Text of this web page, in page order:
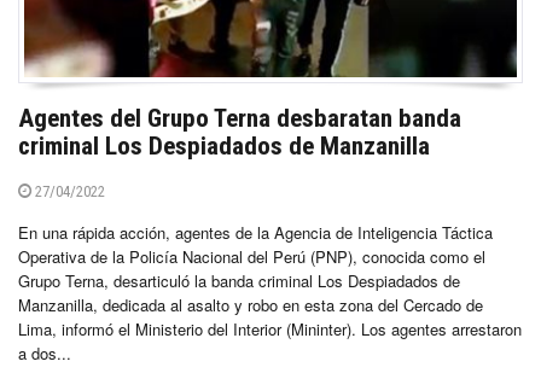
Agentes del Grupo Terna desbaratan banda
criminal Los Despiadados de Manzanilla
27/04/2022
En una rápida acción, agentes de la Agencia de Inteligencia Táctica
Operativa de la Policía Nacional del Perú (PNP), conocida como el
Grupo Terna, desarticuló la banda criminal Los Despiadados de
Manzanilla, dedicada al asalto y robo en esta zona del Cercado de
Lima, informó el Ministerio del Interior (Mininter). Los agentes arrestaron
a dos...